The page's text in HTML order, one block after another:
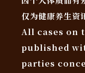
仅为健康养生资
All cases on
published
parties